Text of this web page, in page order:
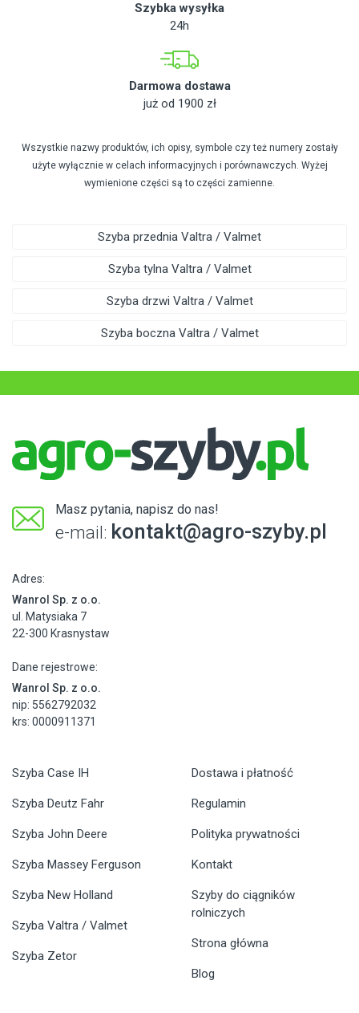
Szybka wysyłka
24h
Darmowa dostawa
już od 1900 zł
Wszystkie nazwy produktów, ich opisy, symbole czy też numery zostały
użyte wyłącznie w celach informacyjnych i porównawczych. Wyżej
wymienione części są to części zamienne.
Szyba przednia Valtra / Valmet
Szyba tylna Valtra / Valmet
Szyba drzwi Valtra / Valmet
Szyba boczna Valtra / Valmet
Masz pytania, napisz do nas!
e-mail: kontakt@agro-szyby.pl
Adres:
Wanrol Sp. z o.o.
ul. Matysiaka 7
22-300 Krasnystaw
Dane rejestrowe:
Wanrol Sp. z o.o.
nip: 5562792032
krs: 0000911371
Szyba Case IH
Szyba Deutz Fahr
Szyba John Deere
Szyba Massey Ferguson
Szyba New Holland
Szyba Valtra / Valmet
Szyba Zetor
Dostawa i płatność
Regulamin
Polityka prywatności
Kontakt
Szyby do ciągników
rolniczych
Strona główna
Blog